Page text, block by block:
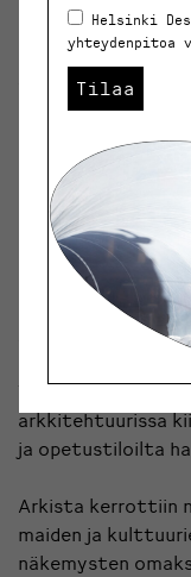
suomalaisessa
Arkista kerrottiin,
sisältyy
luovat alat
arkkitehtuuri)
ollaan hyvin
Arkkilaisten
omalla alalla ja
Toiminta on
arkkitehtuurissa
ja opetustiloilta
Arkista kerrottiin
maiden ja
näkemysten
Helsinki
yhteydenpitoa
Tilaa